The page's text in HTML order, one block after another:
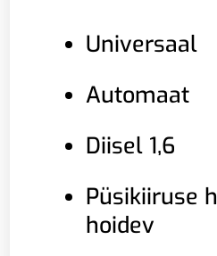
Universaal
Automaat
Diisel 1,6
Püsikiiruse
hoidev